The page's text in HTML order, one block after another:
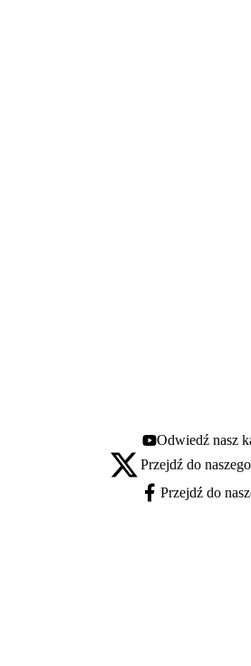
Youtube - otwiera się w
Odwiedź nasz
X - otwiera się w nowej karcie
Przejdź do
Facebook - otwiera się w
Przejdź do